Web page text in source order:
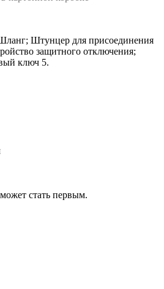
Штунцер для присоединения
защитного отключения;
ключ 5.
стать первым.